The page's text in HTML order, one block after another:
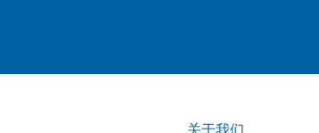
关于我们